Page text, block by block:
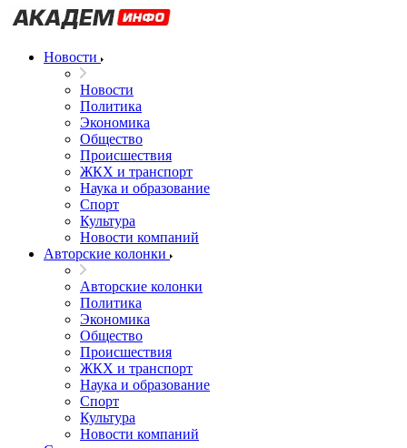
Новости
Новости
Политика
Экономика
Общество
Происшествия
ЖКХ и транспорт
Наука и образование
Спорт
Культура
Новости компаний
Авторские колонки
Авторские колонки
Политика
Экономика
Общество
Происшествия
ЖКХ и транспорт
Наука и образование
Спорт
Культура
Новости компаний